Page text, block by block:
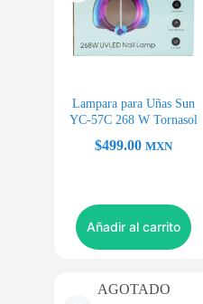
Lampara para Uñas Sun
YC-57C 268 W Tornasol
$499.00 MXN
Añadir al carrito
AGOTADO